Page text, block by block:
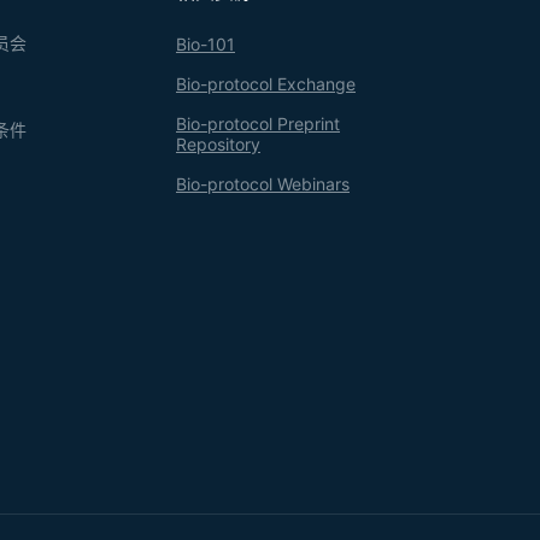
Bio-101
Bio-protocol Exchange
Bio-protocol Preprint
Repository
Bio-protocol Webinars
会
件